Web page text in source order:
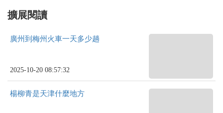
擴展閱讀
廣州到梅州火車一天多少趟
2025-10-20 08:57:32
楊柳青是天津什麼地方